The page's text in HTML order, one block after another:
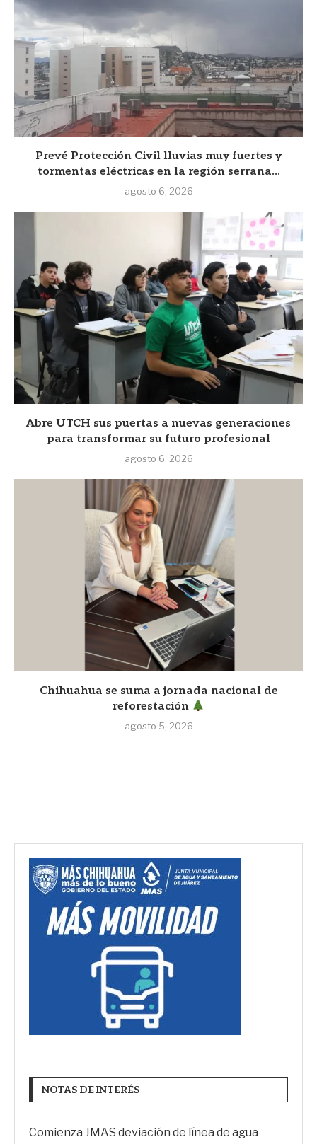
Prevé Protección Civil lluvias muy fuertes y
tormentas eléctricas en la región serrana...
agosto 6, 2026
Abre UTCH sus puertas a nuevas generaciones
para transformar su futuro profesional
agosto 6, 2026
Chihuahua se suma a jornada nacional de
reforestación
agosto 5, 2026
NOTAS DE INTERÉS
Comienza JMAS deviación de línea de agua